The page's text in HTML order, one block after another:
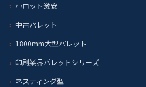
小ロット激安
中古パレット
1800mm大型パレット
印刷業界パレットシリーズ
ネスティング型